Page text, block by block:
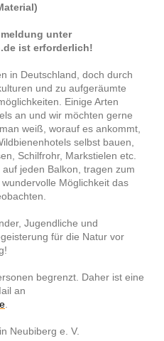
unter
ist erforderlich!
in Deutschland, doch durch
und zu aufgeräumte
Einige Arten
an und wir möchten gerne
weiß, worauf es ankommt,
selbst bauen,
Schilfrohr, Markstielen etc.
jeden Balkon, tragen zum
Möglichkeit das
Jugendliche und
für die Natur vor
begrenzt. Daher ist eine
an
Neubiberg e. V.